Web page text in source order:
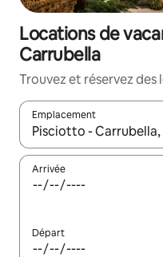
Locations de
Carrubella
Trouvez et réservez
Emplacement
Quand les résultats sont
Arrivée
Départ